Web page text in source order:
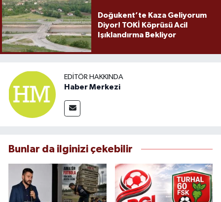
Doğukent’te Kaza Geliyorum
Diyor! TOKİ Köprüsü Acil
Işıklandırma Bekliyor
EDITÖR HAKKINDA
Haber Merkezi
Bunlar da ilginizi çekebilir